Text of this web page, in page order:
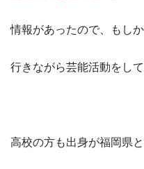
情報があったので、もし
行きながら芸能活動をし
高校の方も出身が福岡県